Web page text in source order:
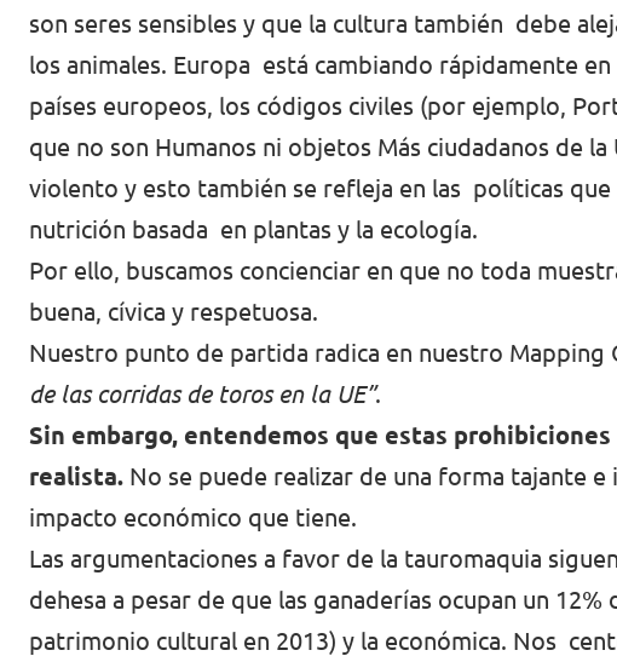
Volt Rumanía
Volt Suecia
son seres sensibles y que la cultura también debe
los animales. Europa está cambiando rápidamente
países europeos, los códigos civiles (por ejemplo,
que no son Humanos ni objetos Más ciudadanos de
violento y esto también se refleja en las políticas
nutrición basada en plantas y la ecología.
Por ello, buscamos concienciar en que no toda
buena, cívica y respetuosa.
Nuestro punto de partida radica en nuestro
de las corridas de toros en la UE”.
Sin embargo, entendemos que estas
realista. No se puede realizar de una forma tajante
impacto económico que tiene.
Las argumentaciones a favor de la tauromaquia
dehesa a pesar de que las ganaderías ocupan un
patrimonio cultural en 2013) y la económica. Nos